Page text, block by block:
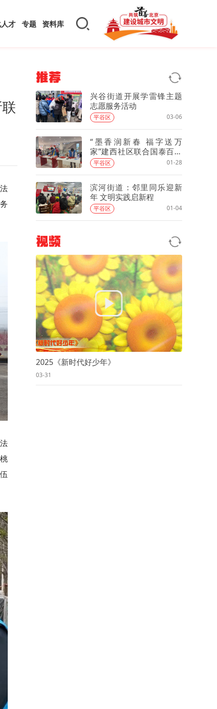
才 专题 资料库
推荐
兴谷街道开展学雷锋主题
志愿服务活动
平谷区 03-06
“墨香润新春 福字送万
家”建西社区联合国泰百货
举办马年送福活动
平谷区 01-28
滨河街道：邻里同乐迎新
年 文明实践启新程
平谷区 01-04
视频
2025《新时代好少年》
03-31